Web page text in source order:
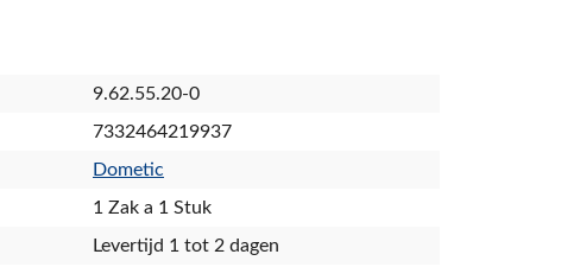
9.62.55.20-0
7332464219937
Dometic
1 Zak a 1 Stuk
Levertijd 1 tot 2 dagen